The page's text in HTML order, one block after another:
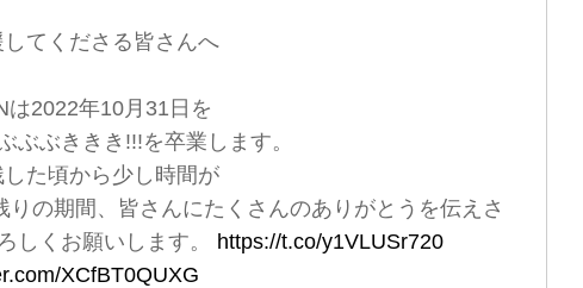
てくださる皆さんへ
は2022年10月31日を
ぶぶききき!!!を卒業します。
た頃から少し時間が
の期間、皆さんにたくさんのありがとうを伝えさ
しくお願いします。 https://t.co/y1VLUSr720
XCfBT0QUXG